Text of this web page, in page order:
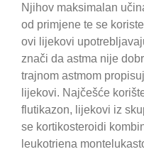
Njihov maksimalan
od primjene te se
ovi lijekovi
znači da astma nije
trajnom astmom
lijekovi. Najčešće
flutikazon, lijekovi iz
se kortikosteroidi
leukotriena